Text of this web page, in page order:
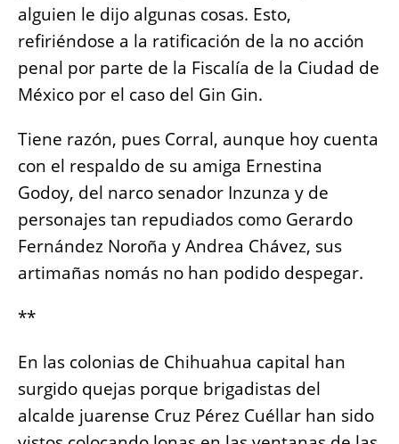
alguien le dijo algunas cosas. Esto,
refiriéndose a la ratificación de la no acción
penal por parte de la Fiscalía de la Ciudad de
México por el caso del Gin Gin.
Tiene razón, pues Corral, aunque hoy cuenta
con el respaldo de su amiga Ernestina
Godoy, del narco senador Inzunza y de
personajes tan repudiados como Gerardo
Fernández Noroña y Andrea Chávez, sus
artimañas nomás no han podido despegar.
**
En las colonias de Chihuahua capital han
surgido quejas porque brigadistas del
alcalde juarense Cruz Pérez Cuéllar han sido